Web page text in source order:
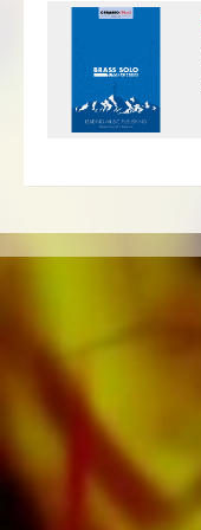
Nutzen Sie die
Probepartitur
gewinnen Sie
den
Duetten für
Webshop
zwei
lassen sich mit
klassischer
(leicht – mittel)
«36 Favorite
Musikverlag
Richard